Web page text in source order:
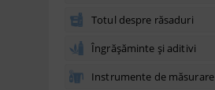
Totul despre răsaduri
Îngrășăminte și aditivi
Instrumente de măsurare